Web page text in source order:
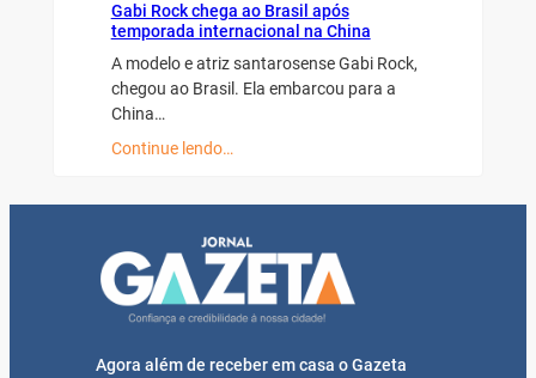
Gabi Rock chega ao Brasil após
temporada internacional na China
A modelo e atriz santarosense Gabi Rock,
chegou ao Brasil. Ela embarcou para a
China…
Continue lendo…
Agora além de receber em casa o Gazeta